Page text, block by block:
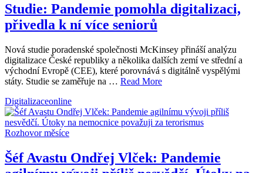
Studie: Pandemie pomohla digitalizaci,
přivedla k ní více seniorů
Nová studie poradenské společnosti McKinsey přináší analýzu
digitalizace České republiky a několika dalších zemí ve střední a
východní Evropě (CEE), které porovnává s digitálně vyspělými
státy. Studie se zaměřuje na … Read More
Digitalizaceonline
Rozhovor měsíce
Šéf Avastu Ondřej Vlček: Pandemie